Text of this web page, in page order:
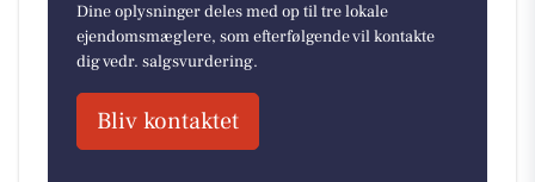
Dine oplysninger deles med op til tre lokale
ejendomsmæglere, som efterfølgende vil kontakte
dig vedr. salgsvurdering.
Bliv kontaktet